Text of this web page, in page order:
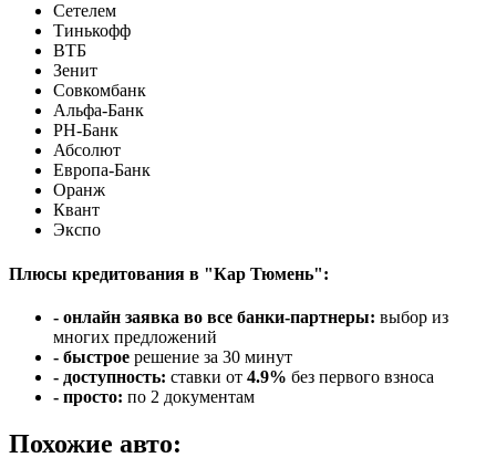
Сетелем
Тинькофф
ВТБ
Зенит
Совкомбанк
Альфа-Банк
РН-Банк
Абсолют
Европа-Банк
Оранж
Квант
Экспо
Плюсы кредитования в "Кар Тюмень":
- онлайн заявка во все банки-партнеры: выбор из
многих предложений
- быстрое решение за 30 минут
- доступность: ставки от 4.9% без первого взноса
- просто: по 2 документам
Похожие авто: